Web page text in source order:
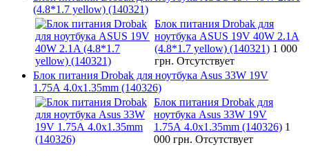
(4.8*1.7 yellow) (140321)
Блок питания Drobak для
ноутбука ASUS 19V 40W 2.1A
(4.8*1.7 yellow) (140321) 1 000
грн. Отсутствует
Блок питания Drobak для ноутбука Asus 33W 19V
1.75A 4.0х1.35mm (140326)
Блок питания Drobak для
ноутбука Asus 33W 19V
1.75A 4.0х1.35mm (140326) 1
000 грн. Отсутствует